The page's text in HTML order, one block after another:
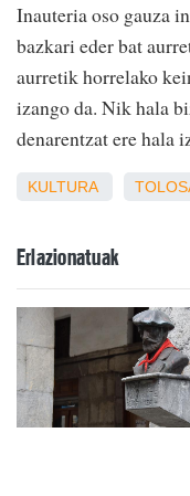
Inauteria oso gauza
bazkari eder bat
aurretik horrelako
izango da. Nik hala
denarentzat ere hala
KULTURA
Erlazionatuak